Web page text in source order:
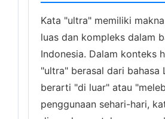
Kata "ultra" memiliki
luas dan kompleks dalam
Indonesia. Dalam konteks
"ultra" berasal dari bahasa
berarti "di luar" atau
penggunaan sehari-hari,